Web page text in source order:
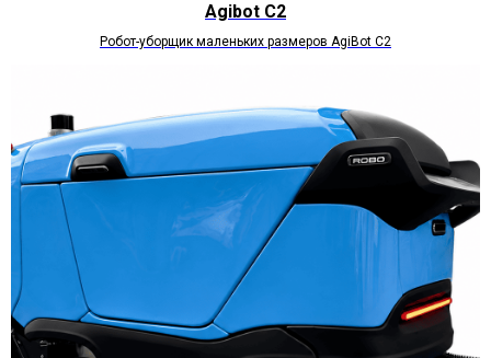
Agibot C2
Робот-уборщик маленьких размеров AgiВоt C2